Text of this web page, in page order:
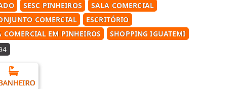
SESC PINHEIROS
SALA COMERCIAL
COMERCIAL
ESCRITÓRIO
COMERCIAL EM PINHEIROS
SHOPPING IGUATEMI